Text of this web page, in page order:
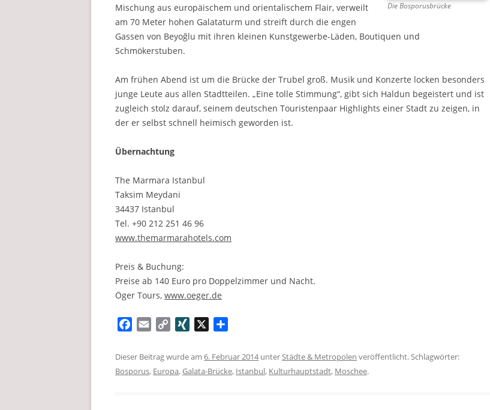
Die Bosporusbrücke
Mischung aus europäischem und orientalischem Flair, verweilt
am 70 Meter hohen Galataturm und streift durch die engen
Gassen von Beyoğlu mit ihren kleinen Kunstgewerbe-Läden, Boutiquen und
Schmökerstuben.
Am frühen Abend ist um die Brücke der Trubel groß. Musik und Konzerte locken besonders
junge Leute aus allen Stadtteilen. „Eine tolle Stimmung“, gibt sich Haldun begeistert und ist
zugleich stolz darauf, seinem deutschen Touristenpaar Highlights einer Stadt zu zeigen, in
der er selbst schnell heimisch geworden ist.
Übernachtung
The Marmara Istanbul
Taksim Meydani
34437 Istanbul
Tel. +90 212 251 46 96
www.themarmarahotels.com
Preis & Buchung:
Preise ab 140 Euro pro Doppelzimmer und Nacht.
Öger Tours, www.oeger.de
c
e
a
p
y
N
G
i
l
Dieser Beitrag wurde am 6. Februar 2014 unterStädte & Metropolen veröffentlicht. Schlagwörter:
Bosporus, Europa,Galata-Brücke, Istanbul, Kulturhauptstadt, Moschee.